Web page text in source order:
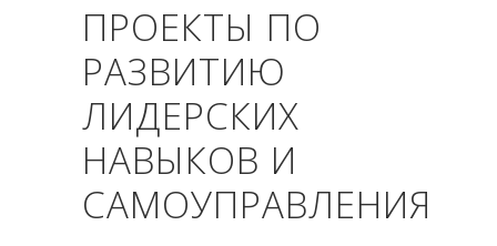
ПРОЕКТЫ ПО
РАЗВИТИЮ
ЛИДЕРСКИХ
НАВЫКОВ И
САМОУПРАВЛЕНИЯ